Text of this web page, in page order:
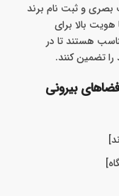
بصری و ثبت نام برند
بالا برای
هستند تا در
را تضمین کنند.